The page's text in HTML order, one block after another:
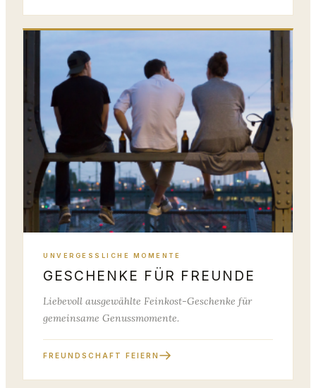
UNVERGESSLICHE MOMENTE
GESCHENKE FÜR FREUNDE
Liebevoll ausgewählte Feinkost-Geschenke für
gemeinsame Genussmomente.
FREUNDSCHAFT FEIERN